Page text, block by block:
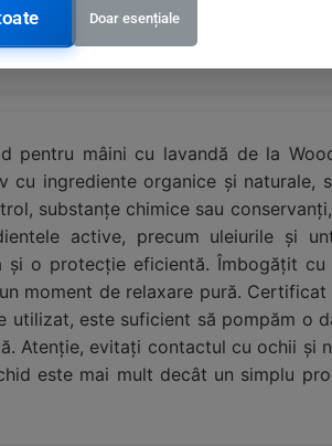
pentru mâini cu lavandă de la
cu ingrediente organice și
substanțe chimice sau
active, precum uleiurile și
o protecție eficientă. Îmbogățit
moment de relaxare pură. Certificat
este suficient să pompăm o
Atenție, evitați contactul cu ochii și
este mai mult decât un simplu
Doar esențiale